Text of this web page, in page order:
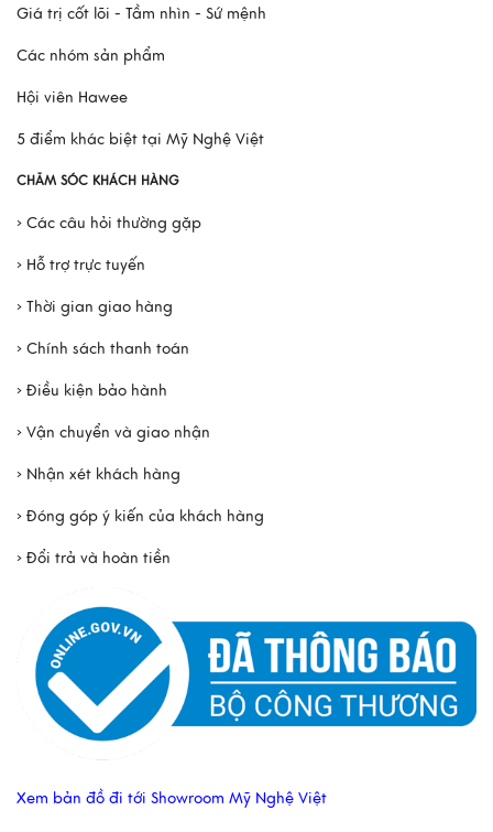
Giá trị cốt lõi - Tầm nhìn - Sứ mệnh
Các nhóm sản phẩm
Hội viên Hawee
5 điểm khác biệt tại Mỹ Nghệ Việt
CHĂM SÓC KHÁCH HÀNG
› Các câu hỏi thường gặp
› Hỗ trợ trực tuyến
› Thời gian giao hàng
› Chính sách thanh toán
› Điều kiện bảo hành
› Vận chuyển và giao nhận
› Nhận xét khách hàng
› Đóng góp ý kiến của khách hàng
› Đổi trả và hoàn tiền
Xem bản đồ đi tới Showroom Mỹ Nghệ Việt